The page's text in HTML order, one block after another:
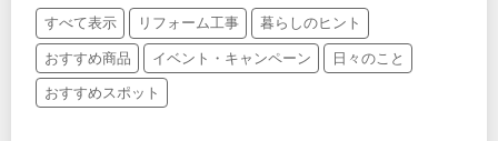
すべて表示 リフォーム工事 暮らしのヒント
おすすめ商品 イベント・キャンペーン 日々のこと
おすすめスポット